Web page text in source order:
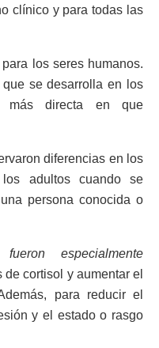
clínico y para todas las
los seres humanos.
se desarrolla en los
más directa en que
diferencias en los
adultos cuando se
persona conocida o
fueron especialmente
cortisol y aumentar el
para reducir el
y el estado o rasgo